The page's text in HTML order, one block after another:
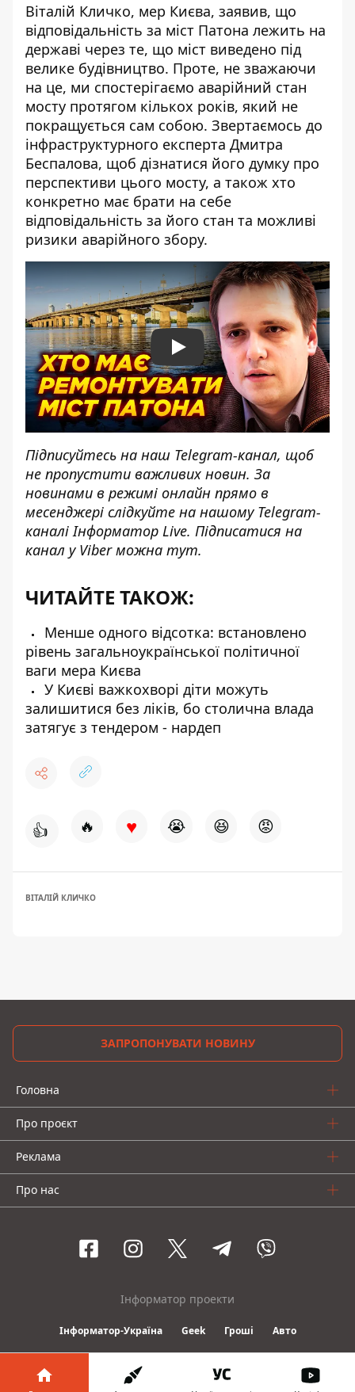
Віталій Кличко, мер Києва, заявив, що
відповідальність за міст Патона лежить на
державі через те, що міст виведено під
велике будівництво. Проте, не зважаючи
на це, ми спостерігаємо аварійний стан
мосту протягом кількох років, який не
покращується сам собою. Звертаємось до
інфраструктурного експерта Дмитра
Беспалова, щоб дізнатися його думку про
перспективи цього мосту, а також хто
конкретно має брати на себе
відповідальність за його стан та можливі
ризики аварійного збору.
Play
Підписуйтесь на наш Telegram-канал, щоб
не пропустити важливих новин. За
новинами в режимі онлайн прямо в
месенджері слідкуйте на нашому Telegram-
каналіІнформатор Live. Підписатися на
канал у Viber можна тут.
ЧИТАЙТЕ ТАКОЖ:
Менше одного відсотка: встановлено
рівень загальноукраїнської політичної
ваги мера Києва
У Києві важкохворі діти можуть
залишитися без ліків, бо столична влада
затягує з тендером - нардеп
👍 🔥 ♥ 😭 😆 😡
ВІТАЛІЙ КЛИЧКО
ЗАПРОПОНУВАТИ НОВИНУ
Головна
Про проєкт
Реклама
Про нас
Інформатор проекти
Інформатор-Україна Geek Гроші Авто
© 2016-2026 Informator